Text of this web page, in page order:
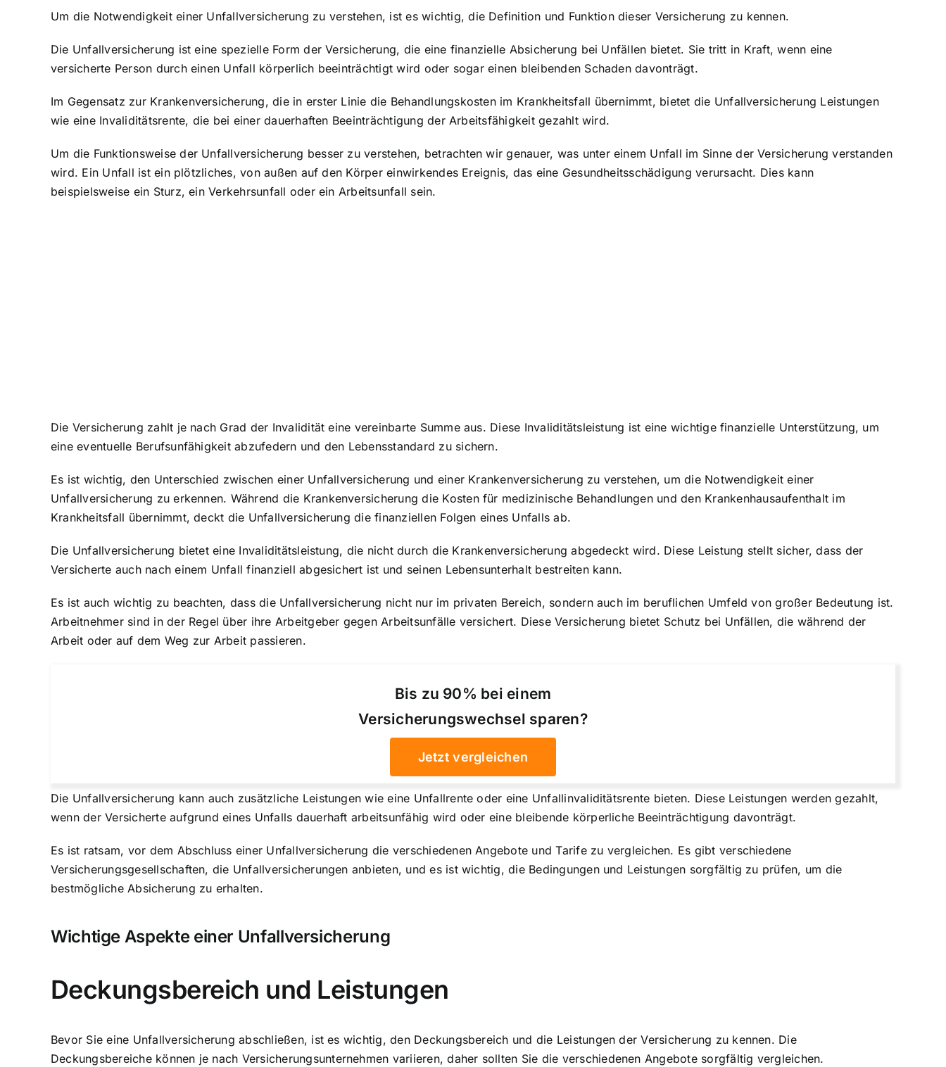
Um die Notwendigkeit einer Unfallversicherung zu verstehen, ist es wichtig, die Definition und Funktion dieser Versicherung zu kennen.
Die Unfallversicherung ist eine spezielle Form der Versicherung, die eine finanzielle Absicherung bei Unfällen bietet. Sie tritt in Kraft, wenn eine
versicherte Person durch einen Unfall körperlich beeinträchtigt wird oder sogar einen bleibenden Schaden davonträgt.
Im Gegensatz zur Krankenversicherung, die in erster Linie die Behandlungskosten im Krankheitsfall übernimmt, bietet die Unfallversicherung Leistungen
wie eine Invaliditätsrente, die bei einer dauerhaften Beeinträchtigung der Arbeitsfähigkeit gezahlt wird.
Um die Funktionsweise der Unfallversicherung besser zu verstehen, betrachten wir genauer, was unter einem Unfall im Sinne der Versicherung verstanden
wird. Ein Unfall ist ein plötzliches, von außen auf den Körper einwirkendes Ereignis, das eine Gesundheitsschädigung verursacht. Dies kann
beispielsweise ein Sturz, ein Verkehrsunfall oder ein Arbeitsunfall sein.
Die Versicherung zahlt je nach Grad der Invalidität eine vereinbarte Summe aus. Diese Invaliditätsleistung ist eine wichtige finanzielle Unterstützung, um
eine eventuelle Berufsunfähigkeit abzufedern und den Lebensstandard zu sichern.
Es ist wichtig, den Unterschied zwischen einer Unfallversicherung und einer Krankenversicherung zu verstehen, um die Notwendigkeit einer
Unfallversicherung zu erkennen. Während die Krankenversicherung die Kosten für medizinische Behandlungen und den Krankenhausaufenthalt im
Krankheitsfall übernimmt, deckt die Unfallversicherung die finanziellen Folgen eines Unfalls ab.
Die Unfallversicherung bietet eine Invaliditätsleistung, die nicht durch die Krankenversicherung abgedeckt wird. Diese Leistung stellt sicher, dass der
Versicherte auch nach einem Unfall finanziell abgesichert ist und seinen Lebensunterhalt bestreiten kann.
Es ist auch wichtig zu beachten, dass die Unfallversicherung nicht nur im privaten Bereich, sondern auch im beruflichen Umfeld von großer Bedeutung ist.
Arbeitnehmer sind in der Regel über ihre Arbeitgeber gegen Arbeitsunfälle versichert. Diese Versicherung bietet Schutz bei Unfällen, die während der
Arbeit oder auf dem Weg zur Arbeit passieren.
Bis zu 90% bei einem
Versicherungswechsel sparen?
Jetzt vergleichen
Die Unfallversicherung kann auch zusätzliche Leistungen wie eine Unfallrente oder eine Unfallinvaliditätsrente bieten. Diese Leistungen werden gezahlt,
wenn der Versicherte aufgrund eines Unfalls dauerhaft arbeitsunfähig wird oder eine bleibende körperliche Beeinträchtigung davonträgt.
Es ist ratsam, vor dem Abschluss einer Unfallversicherung die verschiedenen Angebote und Tarife zu vergleichen. Es gibt verschiedene
Versicherungsgesellschaften, die Unfallversicherungen anbieten, und es ist wichtig, die Bedingungen und Leistungen sorgfältig zu prüfen, um die
bestmögliche Absicherung zu erhalten.
Wichtige Aspekte einer Unfallversicherung
Deckungsbereich und Leistungen
Bevor Sie eine Unfallversicherung abschließen, ist es wichtig, den Deckungsbereich und die Leistungen der Versicherung zu kennen. Die
Deckungsbereiche können je nach Versicherungsunternehmen variieren, daher sollten Sie die verschiedenen Angebote sorgfältig vergleichen.